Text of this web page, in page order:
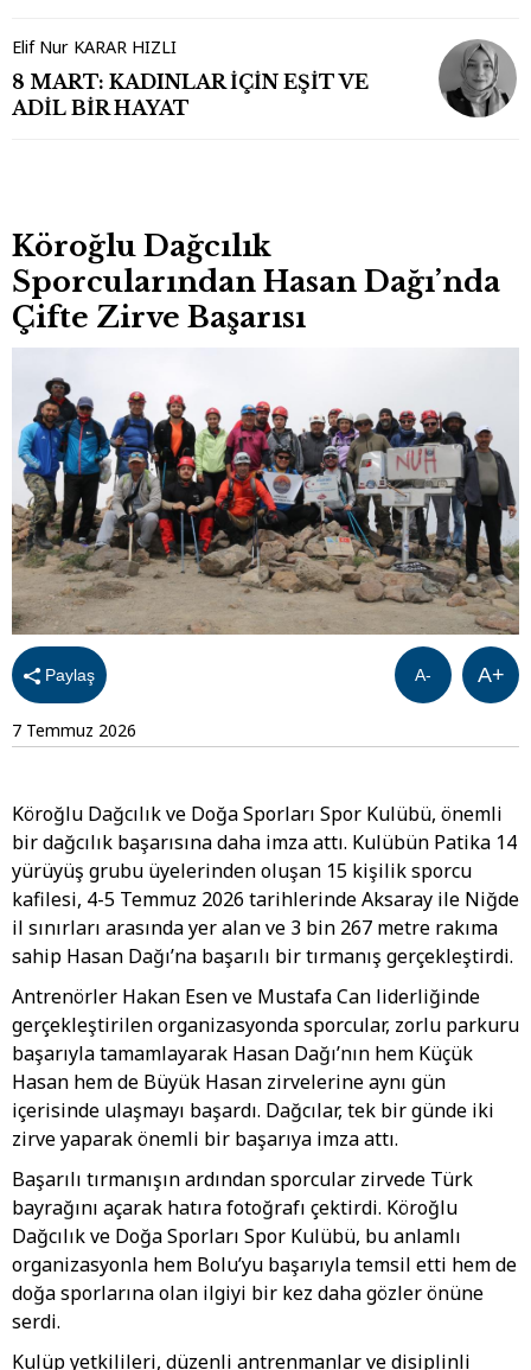
Elif Nur KARAR HIZLI
8 MART: KADINLAR İÇİN EŞİT VE
ADİL BİR HAYAT
Köroğlu Dağcılık
Sporcularından Hasan Dağı’nda
Çifte Zirve Başarısı
Paylaş A+
A-
7 Temmuz 2026
Köroğlu Dağcılık ve Doğa Sporları Spor Kulübü, önemli
bir dağcılık başarısına daha imza attı. Kulübün Patika 14
yürüyüş grubu üyelerinden oluşan 15 kişilik sporcu
kafilesi, 4-5 Temmuz 2026 tarihlerinde Aksaray ile Niğde
il sınırları arasında yer alan ve 3 bin 267 metre rakıma
sahip Hasan Dağı’na başarılı bir tırmanış gerçekleştirdi.
Antrenörler Hakan Esen ve Mustafa Can liderliğinde
gerçekleştirilen organizasyonda sporcular, zorlu parkuru
başarıyla tamamlayarak Hasan Dağı’nın hem Küçük
Hasan hem de Büyük Hasan zirvelerine aynı gün
içerisinde ulaşmayı başardı. Dağcılar, tek bir günde iki
zirve yaparak önemli bir başarıya imza attı.
Başarılı tırmanışın ardından sporcular zirvede Türk
bayrağını açarak hatıra fotoğrafı çektirdi. Köroğlu
Dağcılık ve Doğa Sporları Spor Kulübü, bu anlamlı
organizasyonla hem Bolu’yu başarıyla temsil etti hem de
doğa sporlarına olan ilgiyi bir kez daha gözler önüne
serdi.
Kulüp yetkilileri, düzenli antrenmanlar ve disiplinli